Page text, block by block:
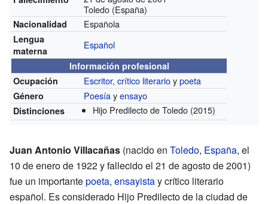
Toledo (España)
Nacionalidad Española
Lengua
materna
Español
Información profesional
Ocupación
Escritor,crítico literarioypoeta
Género Poesíayensayo
Distinciones Hijo Predilecto de Toledo (2015)
Juan Antonio Villacañas (nacido en Toledo, España, el
10 de enero de 1922 y fallecido el 21 de agosto de 2001)
fue un importantepoeta, ensayistay crítico literario
español. Es considerado Hijo Predilecto de la ciudad de